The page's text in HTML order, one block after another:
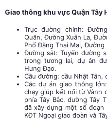
Giao thông khu vực Quận Tây
Trục đường chính:
Quân, Đường Xuân La,
Phố Đặng Thai Mai, Đường
Đường sắt: Tuyến đường
trong tương lai, dự án
Hưng Đạo.
Cầu đường: cầu Nhật Tân,
Các dự án giao thông
chạy giúp kết nối từ Vành
phía Tây Bắc, đường Tây
đã xây dựng một số đoạn
KĐT Ngoại giao đoàn và